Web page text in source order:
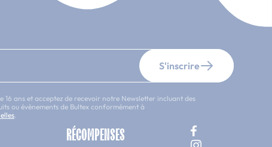
S'inscrire
16 ans et acceptez de recevoir notre Newsletter incluant des
ou évènements de Bultex conformément à
RÉCOMPENSES